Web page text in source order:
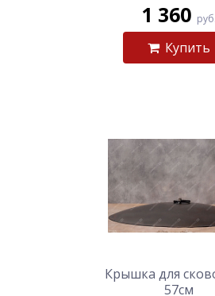
1 360 руб.
Купить
Крышка для
57см